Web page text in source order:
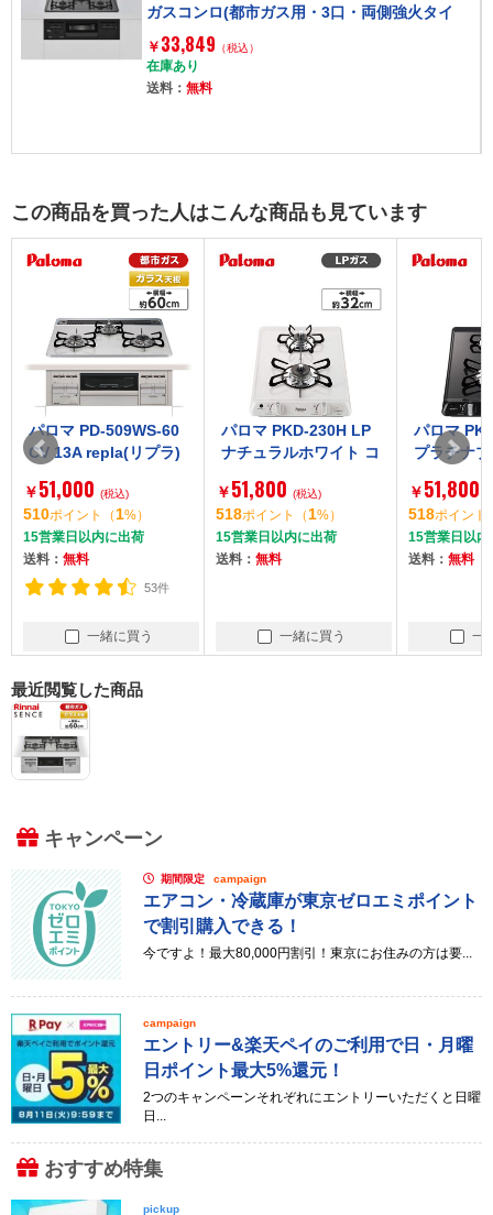
ガスコンロ(都市ガス用・3口・両側強火タイ
プ・幅60cm)]
￥ 33,849 （税込）
在庫あり
送料：無料
この商品を買った人はこんな商品も見ています
パロマ PD-509WS-60
CV 13A repla(リプラ)
ロ(都市ガス用・両側
強火力・幅60cm)]
￥51,000 (税込)
510ポイント （ 1%）
15営業日以内に出荷
送料： 無料
53件
一緒に買う
パロマ PKD-230H LP
ナチュラルホワイト コ
ルトインガスコンロ
(プロパンガス用・2
口・幅32cm)]
￥51,800 (税込)
518ポイント （ 1%）
15営業日以内に出荷
送料： 無料
一緒に買う
パロマ
プラチナブ
トインガス
市ガス用・
m)]
￥51,800 (税
518ポイント （
15営業日以内
送料： 無料
一緒
最近閲覧した商品
キャンペーン
期間限定 campaign
エアコン・冷蔵庫が東京ゼロエミポイント
で割引購入できる！
今ですよ！最大80,000円割引！東京にお住みの方は要...
campaign
エントリー&楽天ペイのご利用で日・月曜
日ポイント最大5%還元！
2つのキャンペーンそれぞれにエントリーいただくと日曜
日...
おすすめ特集
pickup